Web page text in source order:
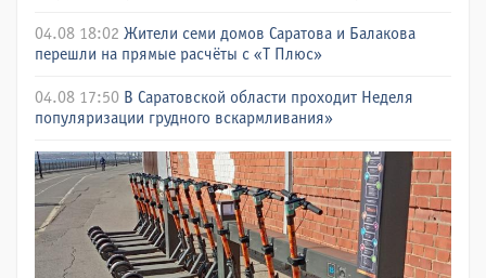
04.08 18:02 Жители семи домов Саратова и Балакова
перешли на прямые расчёты с «Т Плюс»
04.08 17:50 В Саратовской области проходит Неделя
популяризации грудного вскармливания»